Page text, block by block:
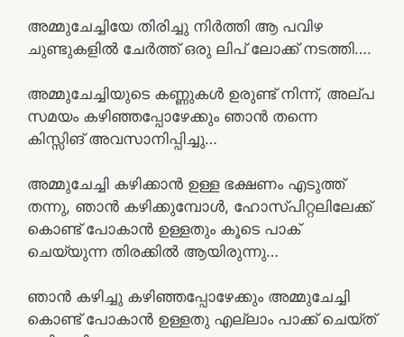
അമ്മുചേച്ചിയേ തിരിച്ചു നിർത്തി ആ പവിഴ
ചുണ്ടുകളിൽ ചേർത്ത് ഒരു ലിപ് ലോക്ക് നടത്തി….
അമ്മുചേച്ചിയുടെ കണ്ണുകൾ ഉരുണ്ട് നിന്ന്, അല്പ
സമയം കഴിഞ്ഞപ്പോഴേക്കും ഞാൻ തന്നെ
കിസ്സിങ് അവസാനിപ്പിച്ചു…
അമ്മുചേച്ചി കഴിക്കാൻ ഉള്ള ഭക്ഷണം എടുത്ത്
തന്നു, ഞാൻ കഴിക്കുമ്പോൾ, ഹോസ്പിറ്റലിലേക്ക്
കൊണ്ട് പോകാൻ ഉള്ളതും കൂടെ പാക്
ചെയ്യുന്ന തിരക്കിൽ ആയിരുന്നു…
ഞാൻ കഴിച്ചു കഴിഞ്ഞപ്പോഴേക്കും അമ്മുചേച്ചി
കൊണ്ട് പോകാൻ ഉള്ളതു എല്ലാം പാക്ക് ചെയ്ത്